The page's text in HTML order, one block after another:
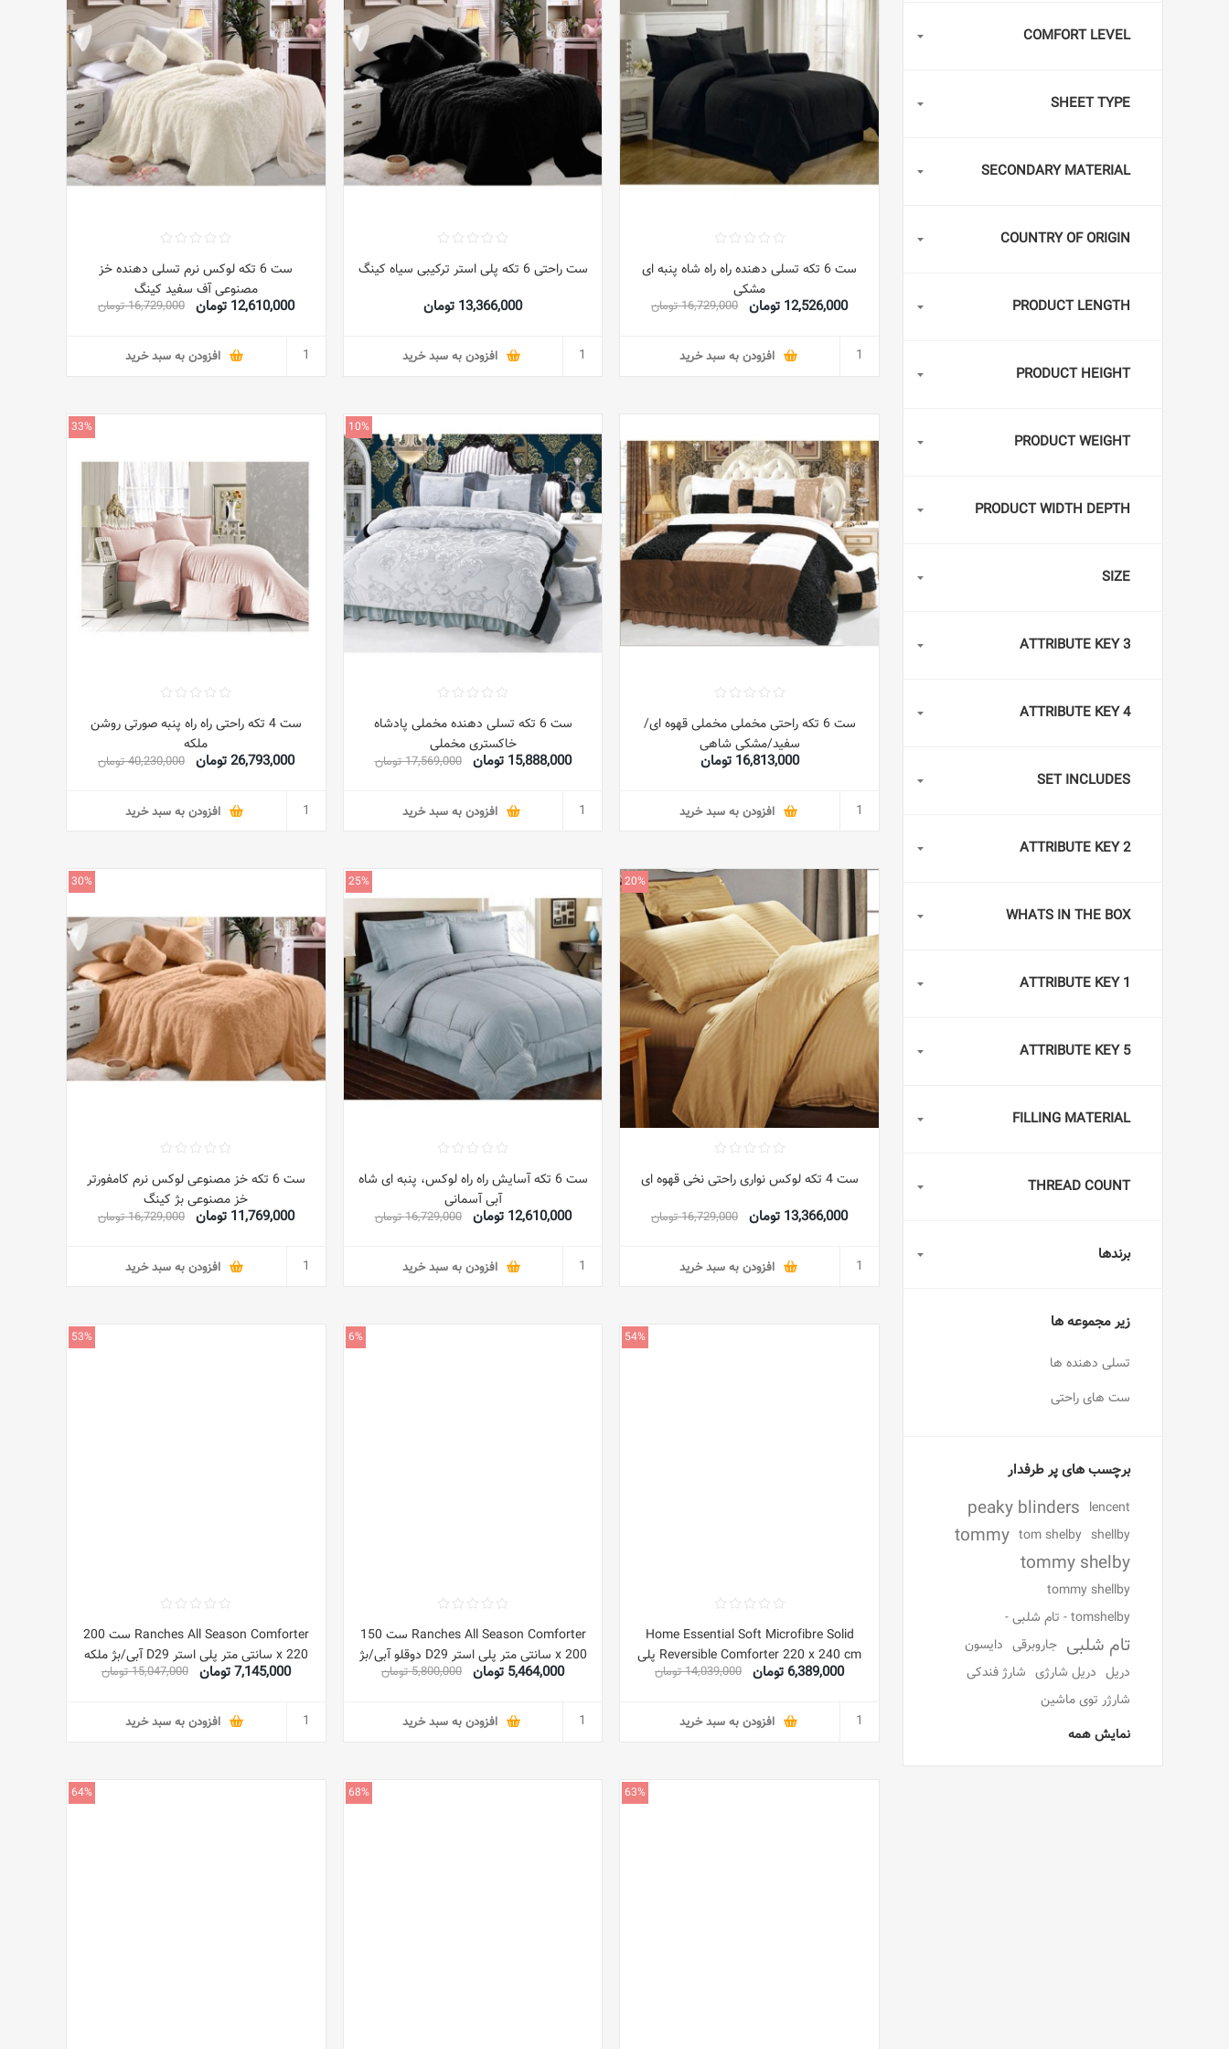
ست 6 تکه تسلی دهنده راه راه شاه پنبه ای
مشکی
12,526,000 تومان 16,729,000 تومان
افزودن به سبد خرید
ست راحتی 6 تکه پلی استر ترکیبی سیاه کینگ
13,366,000 تومان
افزودن به سبد خرید
ست 6 تکه لوکس نرم تسلی دهنده خز
مصنوعی آف سفید کینگ
12,610,000 تومان 16,729,000 تومان
افزودن به سبد خرید
ست 6 تکه راحتی مخملی مخملی قهوه ای/
سفید/مشکی شاهی
16,813,000 تومان
افزودن به سبد خرید
10%
ست 6 تکه تسلی دهنده مخملی پادشاه
خاکستری مخملی
15,888,000 تومان 17,569,000 تومان
افزودن به سبد خرید
33%
ست 4 تکه راحتی راه راه پنبه صورتی روشن
ملکه
26,793,000 تومان 40,230,000 تومان
افزودن به سبد خرید
20%
ست 4 تکه لوکس نواری راحتی نخی قهوه ای
13,366,000 تومان 16,729,000 تومان
افزودن به سبد خرید
25%
ست 6 تکه آسایش راه راه لوکس، پنبه ای شاه
آبی آسمانی
12,610,000 تومان 16,729,000 تومان
افزودن به سبد خرید
30%
ست 6 تکه خز مصنوعی لوکس نرم کامفورتر
خز مصنوعی بژ کینگ
11,769,000 تومان 16,729,000 تومان
افزودن به سبد خرید
54%
Home Essential Soft Microfibre Solid
Reversible Comforter 220 x 240 cm پلی
استر قرمز/بژ کینگ6,389,000 تومان 14,039,000 تومان
افزودن به سبد خرید
6%
Ranches All Season Comforter ست 150
x 200 سانتی متر پلی استر D29 دوقلو آبی/بژ
5,464,000 تومان 5,800,000 تومان
افزودن به سبد خرید
53%
Ranches All Season Comforter ست 200
x 220 سانتی متر پلی استر D29 آبی/بژ ملکه
7,145,000 تومان 15,047,000 تومان
افزودن به سبد خرید
63%
68%
64%
COMFORT LEVEL
SHEET TYPE
SECONDARY MATERIAL
COUNTRY OF ORIGIN
PRODUCT LENGTH
PRODUCT HEIGHT
PRODUCT WEIGHT
PRODUCT WIDTH DEPTH
SIZE
ATTRIBUTE KEY 3
ATTRIBUTE KEY 4
SET INCLUDES
ATTRIBUTE KEY 2
WHATS IN THE BOX
ATTRIBUTE KEY 1
ATTRIBUTE KEY 5
FILLING MATERIAL
THREAD COUNT
برندها
زیر مجموعه ها
تسلی دهنده ها
ست های راحتی
برچسب های پر طرفدار
lencent
peaky blinders
shellby
tom shelby
tommy
tommy shelby
tommy shellby
tomshelby - تام شلبی -
تام شلبی جاروبرقی دایسون
دریل دریل شارژی شارژ فندکی
شارژر توی ماشین
نمایش همه